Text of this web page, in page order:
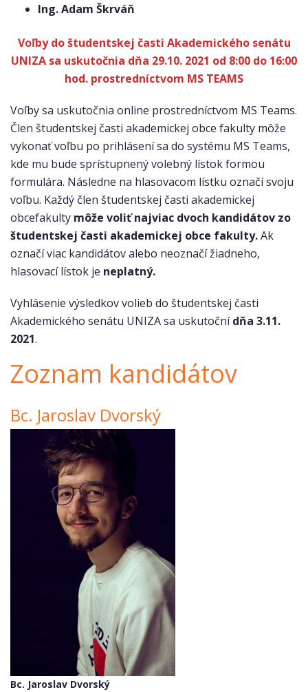
Ing. Adam Škrváň
Voľby do študentskej časti Akademického senátu
UNIZA sa uskutočnia dňa 29.10. 2021 od 8:00 do 16:00
hod. prostredníctvom MS TEAMS
Voľby sa uskutočnia online prostredníctvom MS Teams.
Člen študentskej časti akademickej obce fakulty môže
vykonať voľbu po prihlásení sa do systému MS Teams,
kde mu bude sprístupnený volebný lístok formou
formulára. Následne na hlasovacom lístku označí svoju
voľbu. Každý člen študentskej časti akademickej
obcefakulty môže voliť najviac dvoch kandidátov zo
študentskej časti akademickej obce fakulty.Ak
označí viac kandidátov alebo neoznačí žiadneho,
hlasovací lístok je neplatný.
Vyhlásenie výsledkov volieb do študentskej časti
Akademického senátu UNIZA sa uskutočnídňa 3.11.
2021.
Zoznam kandidátov
Bc. Jaroslav Dvorský
Bc. Jaroslav Dvorský